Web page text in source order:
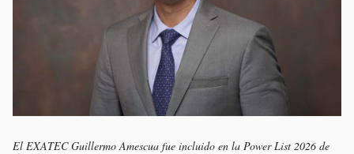
El EXATEC Guillermo Amescua fue incluido en la Power List 2026 de